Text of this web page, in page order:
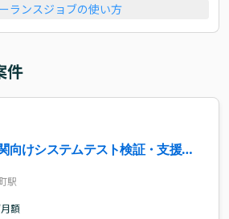
ランスジョブの使い方
件
向けシステムテスト検証・支援案
駅
額